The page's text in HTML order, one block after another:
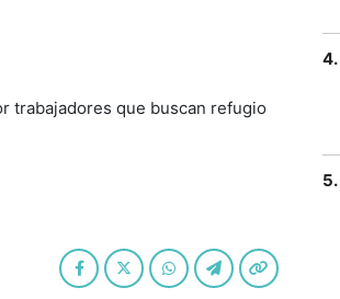
trabajadores que buscan refugio
4.
5.